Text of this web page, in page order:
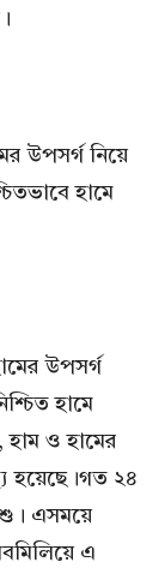
উপসর্গ নিয়ে
হামে
উপসর্গ
হামে
হাম ও হামের
হয়েছে।গত ২৪
এসময়ে
এ